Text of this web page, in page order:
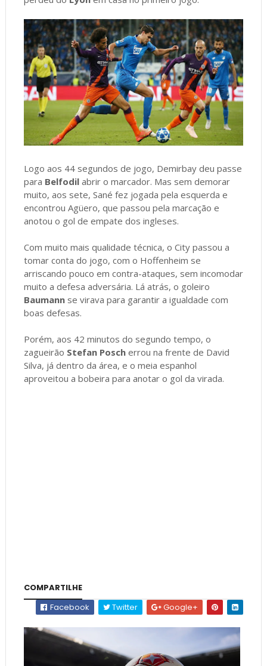
Logo aos 44 segundos de jogo, Demirbay deu passe
para Belfodilabrir o marcador. Mas sem demorar
muito, aos sete, Sané fez jogada pela esquerda e
encontrou Agüero, que passou pela marcação e
anotou o gol de empate dos ingleses.
Com muito mais qualidade técnica, o City passou a
tomar conta do jogo, com o Hoffenheim se
arriscando pouco em contra-ataques, sem incomodar
muito a defesa adversária. Lá atrás, o goleiro
Baumannse virava para garantir a igualdade com
boas defesas.
Porém, aos 42 minutos do segundo tempo, o
zagueirão Stefan Poscherrou na frente de David
Silva, já dentro da área, e o meia espanhol
aproveitou a bobeira para anotar o gol da virada.
COMPARTILHE
Facebook
Twitter Google+